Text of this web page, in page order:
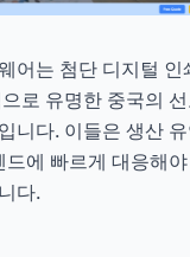
어는 첨단 디지털 인
로 유명한 중국의
니다. 이들은 생산
드에 빠르게 대응해
다.